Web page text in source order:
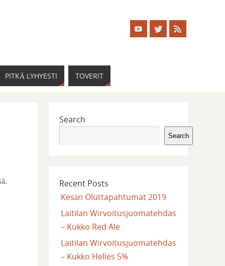
PITKÄ LYHYESTI TOVERIT
Search
Search
Recent Posts
Kesän Oluttapahtumat 2019
Laitilan Wirvoitusjuomatehdas
– Kukko Red Ale
Laitilan Wirvoitusjuomatehdas
– Kukko Helles 5%